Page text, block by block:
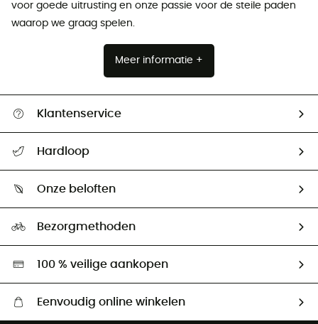
voor goede uitrusting en onze passie voor de steile paden
waarop we graag spelen.
Meer informatie +
Klantenservice
Mijn zending volgen
Retourzendingen & Terugbetalingen
Hardloop
Ambassadeurs
Onze beloften
Hardgreen
Bezorgmethoden
100 % veilige aankopen
Eenvoudig online winkelen